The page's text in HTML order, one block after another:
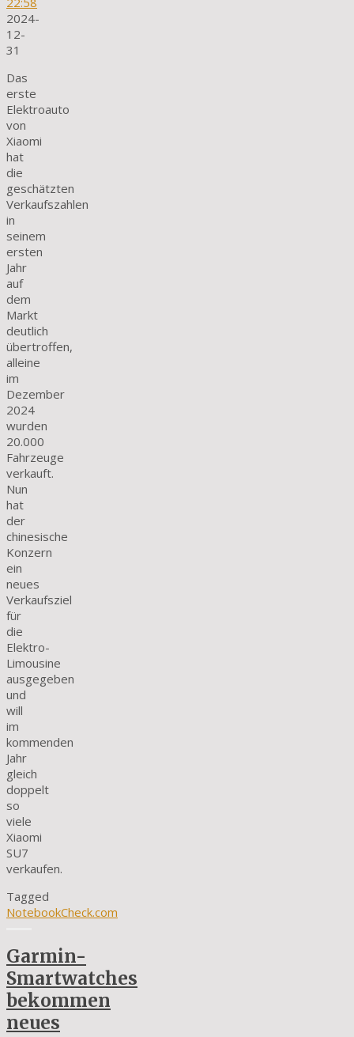
2024-
12-
31
Das
erste
Elektroauto
von
Xiaomi
hat
die
geschätzten
Verkaufszahlen
in
seinem
ersten
Jahr
auf
dem
Markt
deutlich
übertroffen,
alleine
im
Dezember
2024
wurden
20.000
Fahrzeuge
verkauft.
Nun
hat
der
chinesische
Konzern
ein
neues
Verkaufsziel
für
die
Elektro-
Limousine
ausgegeben
und
will
im
kommenden
Jahr
gleich
doppelt
so
viele
Xiaomi
SU7
verkaufen.
Tagged
NotebookCheck.com
Garmin-
Smartwatches
bekommen
neues